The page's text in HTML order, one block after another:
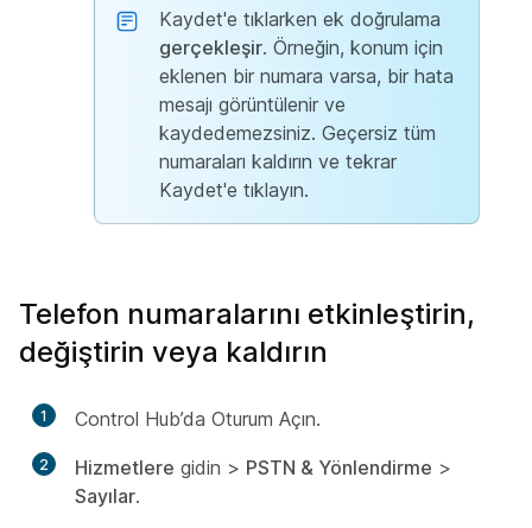
Kaydet'e tıklarken ek doğrulama
gerçekleşir. Örneğin, konum için
eklenen bir numara varsa, bir hata
mesajı görüntülenir ve
kaydedemezsiniz. Geçersiz tüm
numaraları kaldırın ve tekrar
Kaydet'e tıklayın.
Telefon numaralarını etkinleştirin,
değiştirin veya kaldırın
1 Control Hub’da Oturum Açın.
2 Hizmetlere gidin > PSTN & Yönlendirme >
Sayılar.